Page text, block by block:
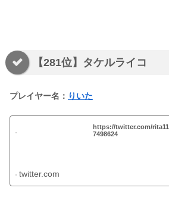
【281位】タケルライコ
プレイヤー名： りいた
https://twitter.com/
7498624
twitter.com